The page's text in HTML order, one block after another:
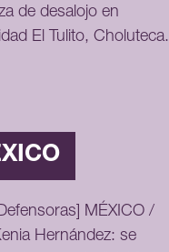
de desalojo en
El Tulito, Choluteca.
MÉXICO /
Hernández: se